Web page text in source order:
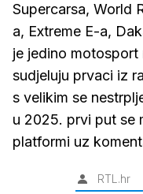
Supercarsa, World
a, Extreme E-a,
je jedino motosport
sudjeluju prvaci iz
s velikim se
u 2025. prvi put se
platformi uz
RTL.hr